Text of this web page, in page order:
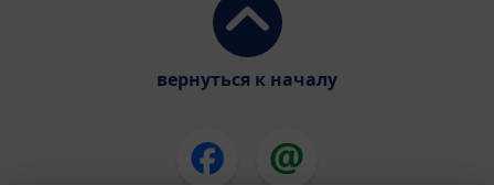
вернуться к началу